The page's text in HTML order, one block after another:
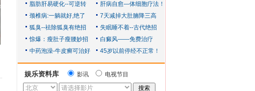
娱乐资料库 影讯 电视节目